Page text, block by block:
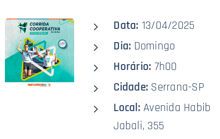
Data: 13/04/2025
Dia: Domingo
Horário: 7h00
Cidade: Serrana-SP
Local: Avenida Habib
Jabali, 355